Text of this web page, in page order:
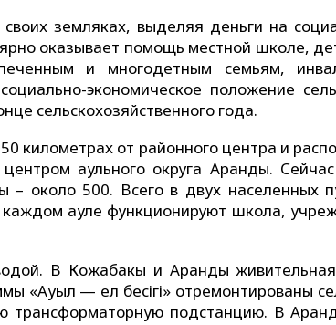
земляках, выделяя деньги на
оказывает помощь местной школе,
и многодетным семьям,
экономическое положение
сельскохозяйственного года.
километрах от районного центра и
аульного округа Аранды.
около 500. Всего в двух населенных
ауле функционируют школа,
В Кожабакы и Аранды
«Ауыл — ел бесігі» отремонтированы
трансформаторную подстанцию. В